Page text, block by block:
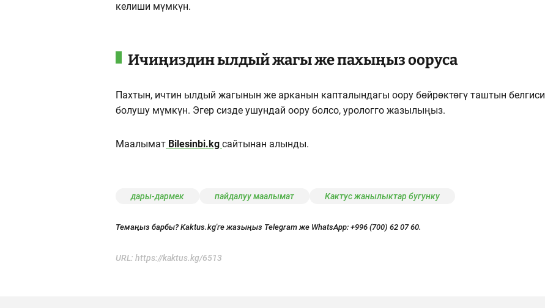
келиши мүмкүн.
Ичиңиздин ылдый жагы же пахыңыз ооруса
Пахтын, ичтин ылдый жагынын же арканын капталындагы оору бөйрөктөгү таштын белгиси
болушу мүмкүн. Эгер сизде ушундай оору болсо, урологго жазылыңыз.
Маалымат Bilesinbi.kg сайтынан алынды.
дары-дармек пайдалуу маалымат Кактус жанылыктар бугунку
Темаңыз барбы? Kaktus.kg'ге жазыңыз Telegram же WhatsApp: +996 (700) 62 07 60.
URL: https://kaktus.kg/6513